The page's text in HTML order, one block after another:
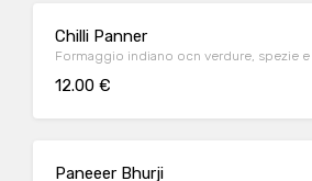
Chilli Panner
Formaggio indiano ocn verdure, spezie
12.00 €
Paneeer Bhurji